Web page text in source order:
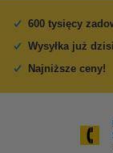
600 tysięcy
Wysyłka już
Najniższe ceny!